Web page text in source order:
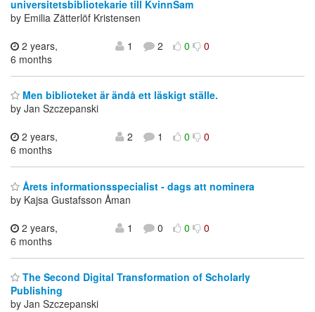
universitetsbibliotekarie till KvinnSam
by Emilia Zätterlöf Kristensen
2 years,
6 months
1 2 0 0
Men biblioteket är ändå ett läskigt ställe.
by Jan Szczepanski
2 years,
6 months
2 1 0 0
Årets informationsspecialist - dags att nominera
by Kajsa Gustafsson Åman
2 years,
6 months
1 0 0 0
The Second Digital Transformation of Scholarly
Publishing
by Jan Szczepanski